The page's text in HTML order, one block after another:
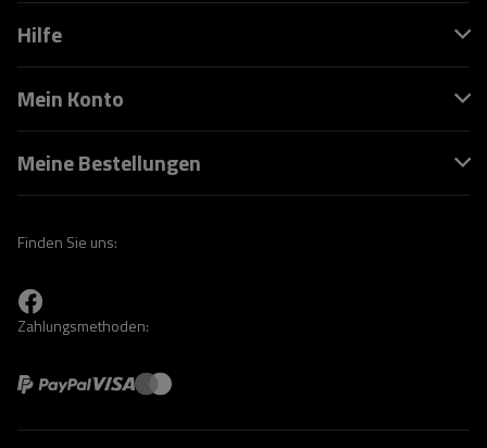
Hilfe
Mein Konto
Meine Bestellungen
Finden Sie uns:
Zahlungsmethoden: